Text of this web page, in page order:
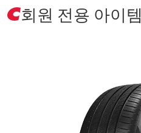
회원 전용 아이템